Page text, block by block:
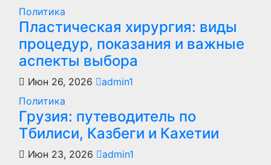
Политика
Пластическая хирургия: виды
процедур, показания и важные
аспекты выбора
Июн 26, 2026
admin1
Политика
Грузия: путеводитель по
Тбилиси, Казбеги и Кахетии
Июн 23, 2026
admin1